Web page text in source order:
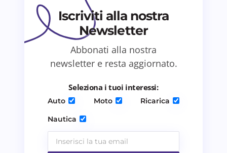
Salva il mio nome e email in questo browser
per il prossimo commento.
Iscriviti alla nostra
Newsletter
Abbonati alla nostra
newsletter e resta aggiornato.
Seleziona i tuoi interessi:
Auto Moto
Ricarica
Nautica